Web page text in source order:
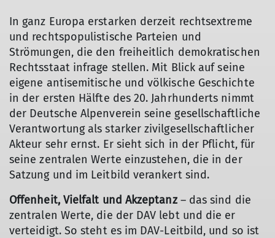
In ganz Europa erstarken derzeit rechtsextreme
und rechtspopulistische Parteien und
Strömungen, die den freiheitlich demokratischen
Rechtsstaat infrage stellen. Mit Blick auf seine
eigene antisemitische und völkische Geschichte
in der ersten Hälfte des 20. Jahrhunderts nimmt
der Deutsche Alpenverein seine gesellschaftliche
Verantwortung als starker zivilgesellschaftlicher
Akteur sehr ernst. Er sieht sich in der Pflicht, für
seine zentralen Werte einzustehen, die in der
Satzung und im Leitbild verankert sind.
Offenheit, Vielfalt und Akzeptanz– das sind die
zentralen Werte, die der DAV lebt und die er
verteidigt. So steht es im DAV-Leitbild, und so ist